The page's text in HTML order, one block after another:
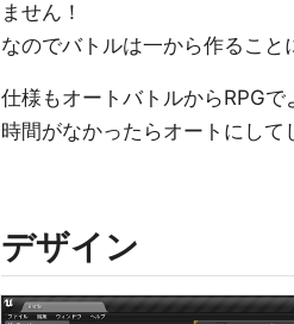
ません！
なのでバトルは一から作ること
仕様もオートバトルからRPGで
時間がなかったらオートにして
デザイン